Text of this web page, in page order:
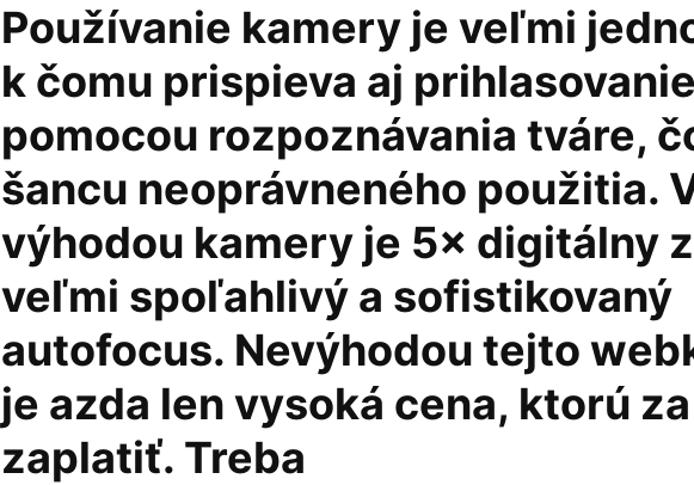
Používanie kamery je veľmi
k čomu prispieva aj prihlasovanie
pomocou rozpoznávania tváre,
šancu neoprávneného použitia.
výhodou kamery je 5× digitálny
veľmi spoľahlivý a sofistikovaný
autofocus. Nevýhodou tejto
je azda len vysoká cena, ktorú
zaplatiť. Treba